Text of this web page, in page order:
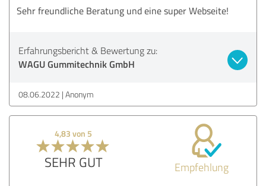
Sehr freundliche Beratung und eine super Webseite!
Erfahrungsbericht & Bewertung zu:
WAGU Gummitechnik GmbH
08.06.2022 Anonym
4,83 von 5
SEHR GUT Empfehlung